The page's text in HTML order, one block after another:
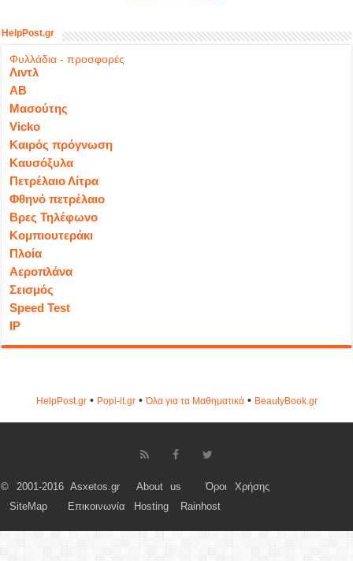
HelpPost.gr
Φυλλάδια - προσφορές
Λιντλ
ΑΒ
Μασούτης
Vicko
Καιρός πρόγνωση
Καυσόξυλα
Πετρέλαιο Λίτρα
Φθηνό πετρέλαιο
Βρες Τηλέφωνο
Κομπιουτεράκι
Πλοία
Αεροπλάνα
Σεισμός
Speed Test
IP
HelpPost.gr• Popi-it.gr•Όλα για τα Μαθηματικά• ΒeautyΒook.gr
© 2001-2016 Asxetos.gr About us
Όροι Χρήσης
SiteMap
Επικοινωνία Hosting Rainhost